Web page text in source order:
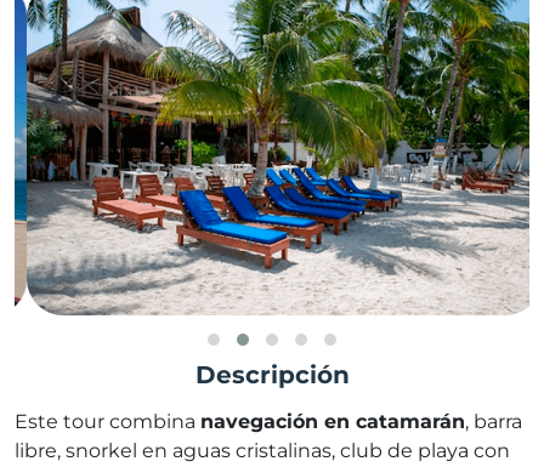
Descripción
Este tour combina navegación en catamarán, barra
libre, snorkel en aguas cristalinas, club de playa con